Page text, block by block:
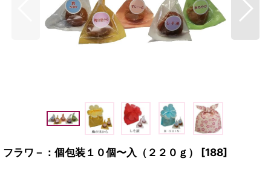
フラワ－：個包装１０個〜入（２２０ｇ） [188]